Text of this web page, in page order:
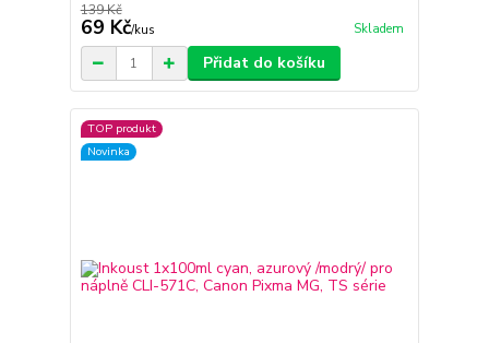
139 Kč
69 Kč/kus Skladem
Přidat do košíku
TOP produkt
Novinka